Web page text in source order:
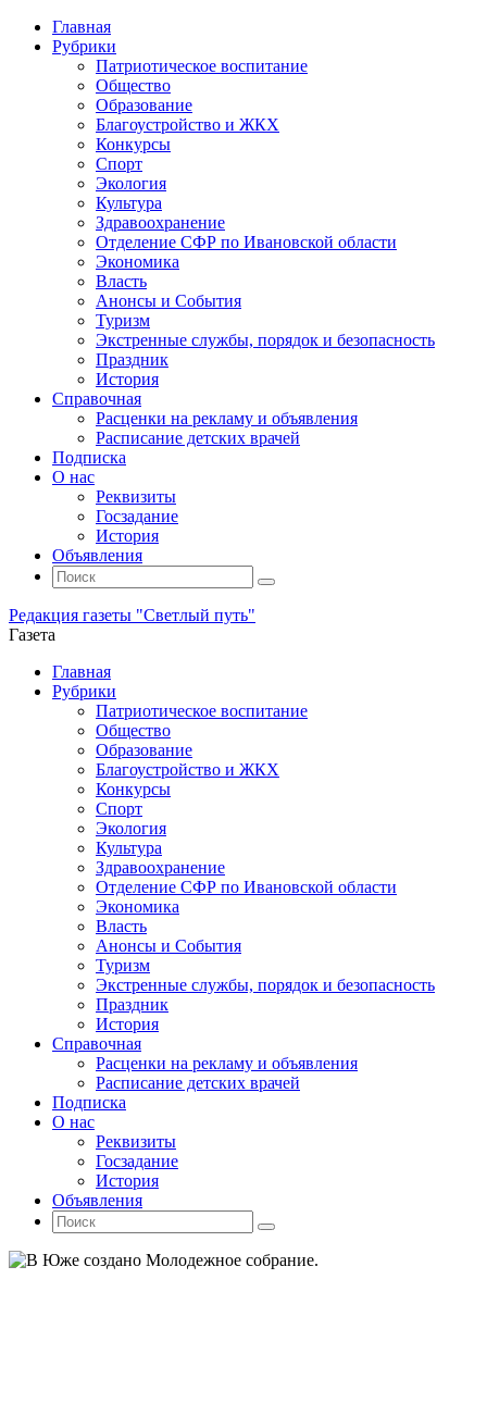
Главная
Рубрики
Патриотическое воспитание
Общество
Образование
Благоустройство и ЖКХ
Конкурсы
Спорт
Экология
Культура
Здравоохранение
Отделение СФР по Ивановской области
Экономика
Власть
Анонсы и События
Туризм
Экстренные службы, порядок и безопасность
Праздник
История
Справочная
Расценки на рекламу и объявления
Расписание детских врачей
Подписка
О нас
Реквизиты
Госзадание
История
Объявления
Поиск
Искать:
Поиск
Редакция газеты "Светлый путь"
Газета
Промотать
содержимому
Главная
Рубрики
Патриотическое воспитание
Общество
Образование
Благоустройство и ЖКХ
Конкурсы
Спорт
Экология
Культура
Здравоохранение
Отделение СФР по Ивановской области
Экономика
Власть
Анонсы и События
Туризм
Экстренные службы, порядок и безопасность
Праздник
История
Справочная
Расценки на рекламу и объявления
Расписание детских врачей
Подписка
О нас
Реквизиты
Госзадание
История
Объявления
Поиск
Искать:
Поиск